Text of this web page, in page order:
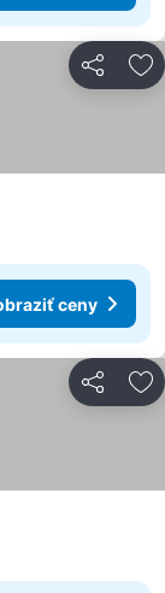
Zdieľať
ceny
Zdieľať